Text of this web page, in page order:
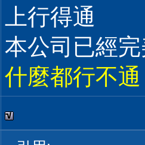
上行得通
本公司已經
什麼都行不